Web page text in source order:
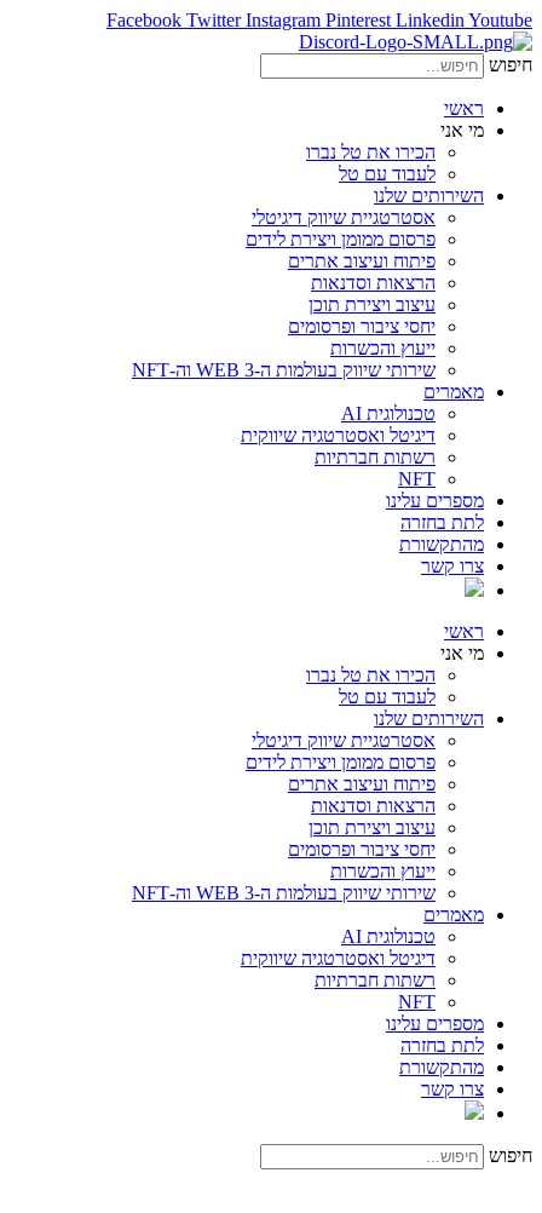
Facebook Twitter Instagram Pinterest Linkedin Youtube
חיפוש
ראשי
מי אני
הכירו את טל נברו
לעבוד עם טל
השירותים שלנו
אסטרטגיית שיווק דיגיטלי
פרסום ממומן ויצירת לידים
פיתוח ועיצוב אתרים
הרצאות וסדנאות
עיצוב ויצירת תוכן
יחסי ציבור ופרסומים
ייעוץ והכשרות
שירותי שיווק בעולמות ה-WEB 3 וה-NFT
מאמרים
טכנולוגית AI
דיגיטל ואסטרטגיה שיווקית
רשתות חברתיות
NFT
מספרים עלינו
לתת בחזרה
מהתקשורת
צרו קשר
ראשי
מי אני
הכירו את טל נברו
לעבוד עם טל
השירותים שלנו
אסטרטגיית שיווק דיגיטלי
פרסום ממומן ויצירת לידים
פיתוח ועיצוב אתרים
הרצאות וסדנאות
עיצוב ויצירת תוכן
יחסי ציבור ופרסומים
ייעוץ והכשרות
שירותי שיווק בעולמות ה-WEB 3 וה-NFT
מאמרים
טכנולוגית AI
דיגיטל ואסטרטגיה שיווקית
רשתות חברתיות
NFT
מספרים עלינו
לתת בחזרה
מהתקשורת
צרו קשר
חיפוש